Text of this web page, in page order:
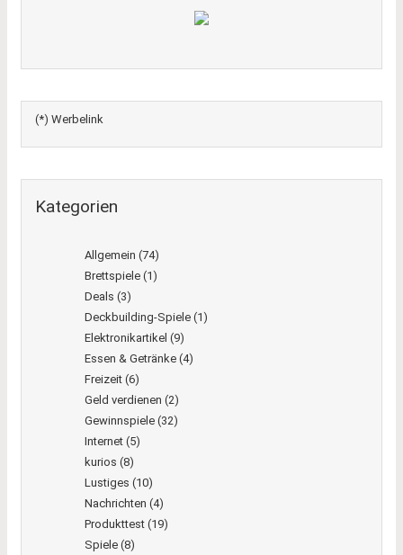
(*) Werbelink
Kategorien
Allgemein (74)
Brettspiele (1)
Deals (3)
Deckbuilding-Spiele (1)
Elektronikartikel (9)
Essen & Getränke (4)
Freizeit (6)
Geld verdienen (2)
Gewinnspiele (32)
Internet (5)
kurios (8)
Lustiges (10)
Nachrichten (4)
Produkttest (19)
Spiele (8)